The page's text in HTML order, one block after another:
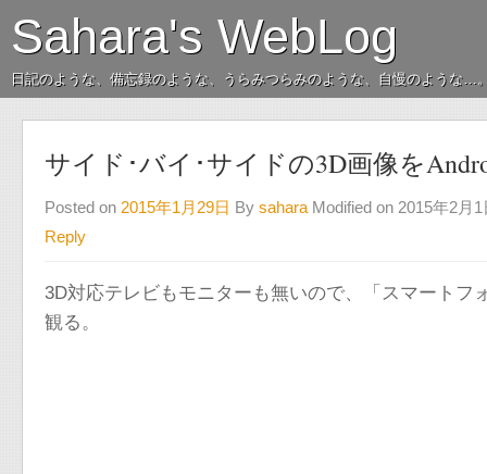
Sahara's WebLog
日記のような、備忘録のような、うらみつらみのような、自慢のような…
サイド･バイ･サイドの3D画像を
Posted on 2015年1月29日 By sahara Modified on 2015年2月1
Reply
3D対応テレビもモニターも無いので、「スマート
観る。